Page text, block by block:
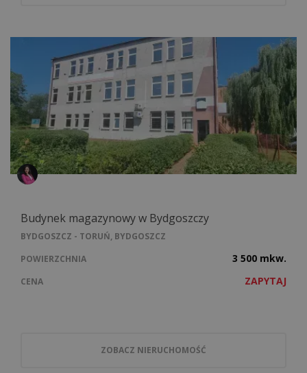
Budynek magazynowy w Bydgoszczy
BYDGOSZCZ - TORUŃ, BYDGOSZCZ
POWIERZCHNIA
3 500 mkw.
CENA ZAPYTAJ
ZOBACZ NIERUCHOMOŚĆ